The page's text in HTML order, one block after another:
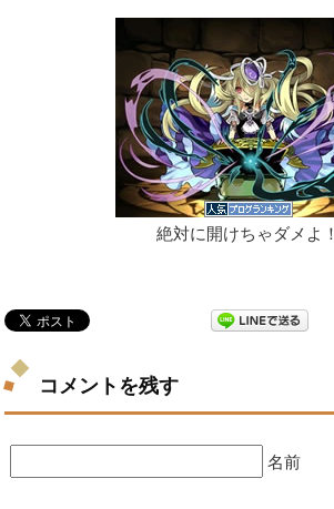
絶対に開けちゃダメよ！
コメントを残す
名前